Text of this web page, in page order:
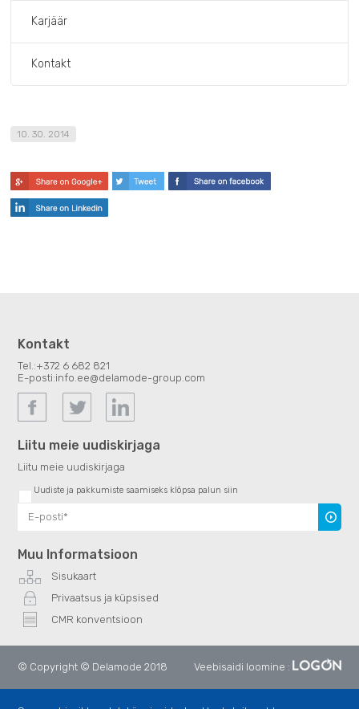
Karjäär
Kontakt
10. 30. 2014
Kontakt
Tel.:+372 6 682 821
E-posti:info.ee@delamode-group.com
Liitu meie uudiskirjaga
Liitu meie uudiskirjaga
Uudiste ja pakkumiste saamiseks klõpsa palun siin
Muu Informatsioon
Sisukaart
Privaatsus ja küpsised
CMR konventsioon
© Copyright © Delamode 2018 Veebisaidi loomine :